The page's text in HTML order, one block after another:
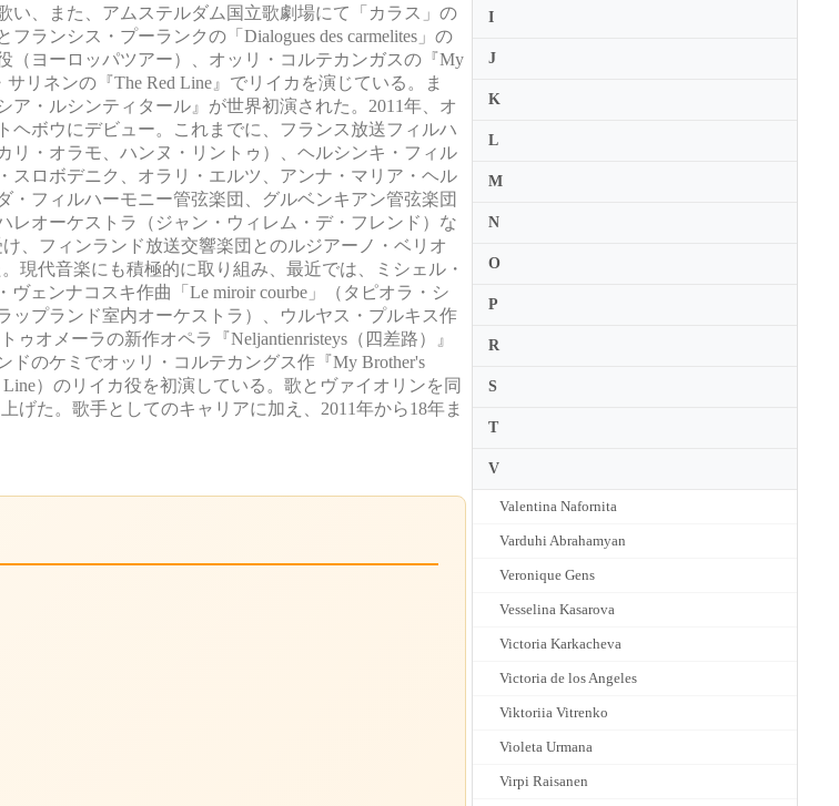
い、また、アムステルダム国立歌劇場にて「カラス」の
ランシス・プーランクの「Dialogues des carmelites」の
ヨーロッパツアー）、オッリ・コルテカンガスの『My
リネンの『The Red Line』でリイカを演じている。ま
・ルシンティタール』が世界初演された。2011年、オ
ボウにデビュー。これまでに、フランス放送フィルハ
リ・オラモ、ハンヌ・リントゥ）、ヘルシンキ・フィル
ロボデニク、オラリ・エルツ、アンナ・マリア・ヘル
フィルハーモニー管弦楽団、グルベンキアン管弦楽団
レオーケストラ（ジャン・ウィレム・デ・フレンド）な
、フィンランド放送交響楽団とのルジアーノ・ベリオ
現代音楽にも積極的に取り組み、最近では、ミシェル・
ェンナコスキ作曲「Le miroir courbe」（タピオラ・シ
ップランド室内オーケストラ）、ウルヤス・プルキス作
オメーラの新作オペラ『Neljantienristeys（四差路）』
のケミでオッリ・コルテカングス作『My Brother's
）のリイカ役を初演している。歌とヴァイオリンを同
た。歌手としてのキャリアに加え、2011年から18年ま
I
J
K
L
M
N
O
P
R
S
T
V
Valentina Nafornita
Varduhi Abrahamyan
Veronique Gens
Vesselina Kasarova
Victoria Karkacheva
Victoria de los Angeles
Viktoriia Vitrenko
Violeta Urmana
Virpi Raisanen